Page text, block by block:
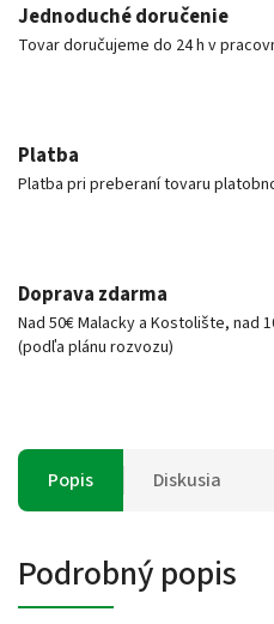
Jednoduché doručenie
Tovar doručujeme do 24 h v
Platba
Platba pri preberaní tovaru
Doprava zdarma
Nad 50€ Malacky a Kostolište, nad
(podľa plánu rozvozu)
Popis Diskusia
Podrobný popis